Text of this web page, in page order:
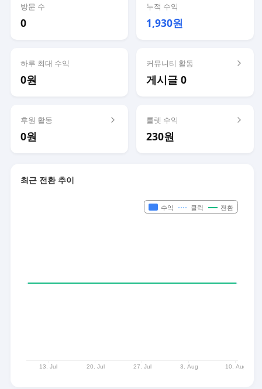
방문 수
0
누적 수익
1,930원
하루 최대 수익
0원
커뮤니티 활동
게시글 0
후원 활동
0원
룰렛 수익
230원
최근 전환 추이